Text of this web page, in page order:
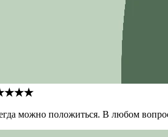
можно положиться. В любом